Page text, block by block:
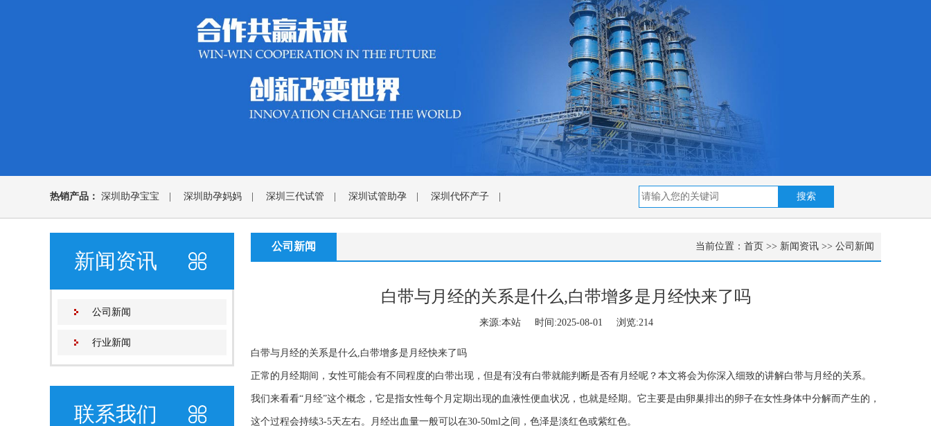
热销产品： 深圳助孕宝宝 深圳助孕妈妈 深圳三代试管 深圳试管助孕 深圳代怀产子
新闻资讯
公司新闻
行业新闻
联系我们
当前位置： 首页 >> 新闻资讯 >> 公司新闻
公司新闻
白带与月经的关系是什么,白带增多是月经快来了吗
来源:本站 时间:2025-08-01 浏览:214
白带与月经的关系是什么,白带增多是月经快来了吗
正常的月经期间，女性可能会有不同程度的白带出现，但是有没有白带就能判断是否有月经呢？本文将会为你深入细致的讲解白带与月经的关系。
我们来看看“月经”这个概念，它是指女性每个月定期出现的血液性便血状况，也就是经期。它主要是由卵巢排出的卵子在女性身体中分解而产生的，
这个过程会持续3-5天左右。月经出血量一般可以在30-50ml之间，色泽是淡红色或紫红色。